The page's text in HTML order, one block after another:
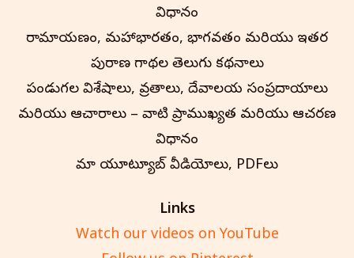
విధానం
రామాయణం, మహాభారతం, భాగవతం మరియు ఇతర
పురాణ గాథల తెలుగు కథనాలు
పండుగల విశేషాలు, వ్రతాలు, దేవాలయ సంప్రదాయాలు
మరియు ఆచారాలు – వాటి ప్రాముఖ్యత మరియు ఆచరణ
విధానం
మా యూట్యూబ్ వీడియోలు, PDFలు
Links
Watch our videos on YouTube